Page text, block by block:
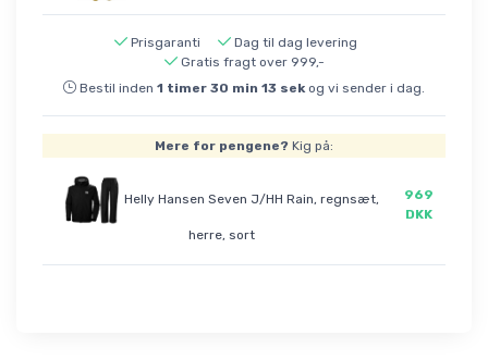
Prisgaranti
Dag til dag levering
Gratis fragt over 999,-
Bestil inden 1 timer 30 min 12 sek og vi sender i dag.
Mere for pengene? Kig på:
Helly Hansen Seven J/HH Rain, regnsæt,
herre, sort
969
DKK